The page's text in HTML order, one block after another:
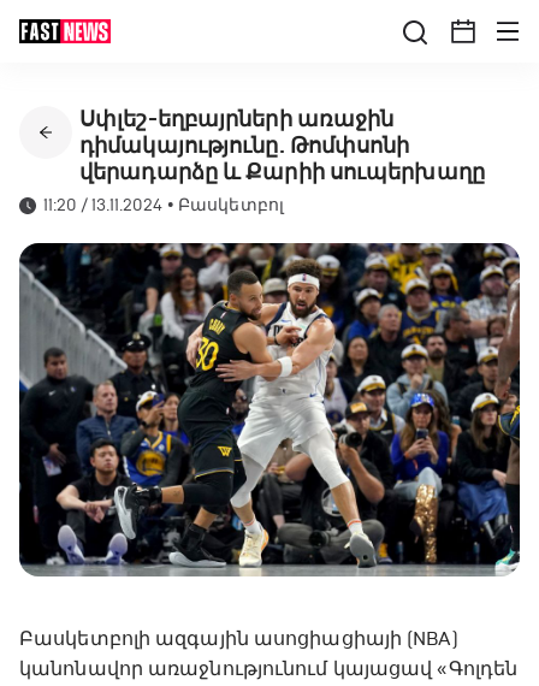
Սփլեշ-եղբայրների առաջին
դիմակայությունը. Թոմփսոնի
վերադարձը և Քարիի սուպերխաղը
11:20 / 13.11.2024 • Բասկետբոլ
Բասկետբոլի ազգային ասոցիացիայի (NBA)
կանոնավոր առաջնությունում կայացավ «Գոլդեն